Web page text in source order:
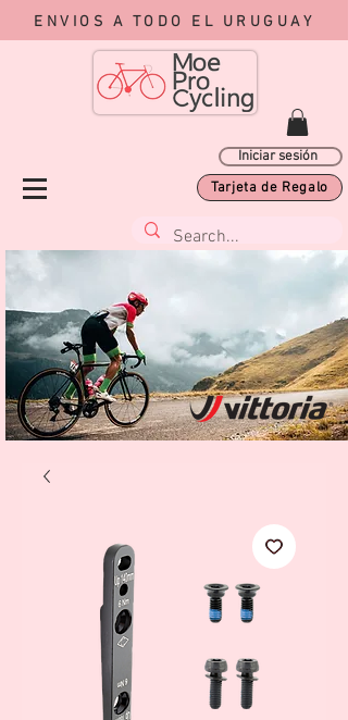
ENVIOS A TODO EL URUGUAY
Tarjeta de Regalo
Iniciar sesión